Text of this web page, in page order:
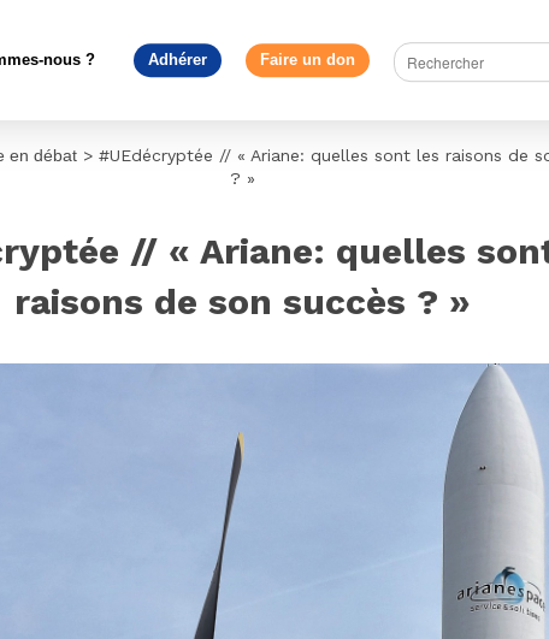
nous ? Adhérer Faire un don
en débat> #UEdécryptée // « Ariane: quelles sont les raisons de
? »
// « Ariane: quelles
raisons de son succès ? »